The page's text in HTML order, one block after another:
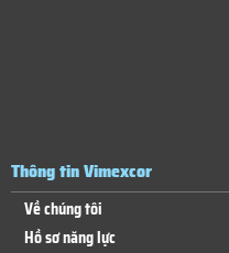
Thông tin Vimexcor
Về chúng tôi
Hồ sơ năng lực